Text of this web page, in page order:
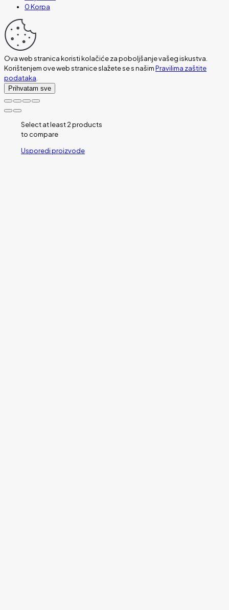
0Korpa
Ova web stranica koristi kolačiće za poboljšanje vašeg iskustva.
Korištenjem ove web stranice slažete se s našimPravilima zaštite
podataka.
Prihvatam sve
Select at least 2 products
to compare
Usporedi proizvode